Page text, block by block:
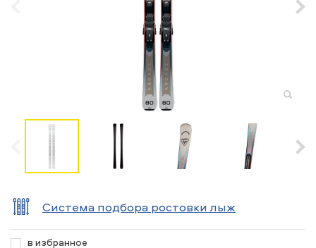
Система подбора ростовки лыж
в избранное